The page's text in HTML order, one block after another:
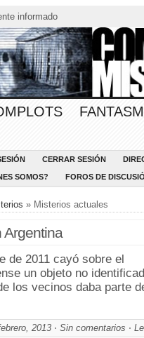
informado
CERRAR SESIÓN
SOMOS? FOROS DE
» Misterios actuales
Argentina
de 2011 cayó sobre el
un objeto no
los vecinos daba parte
2013 Sin comentarios